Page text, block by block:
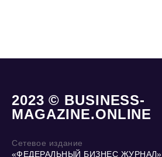
2023 © BUSINESS-
MAGAZINE.ONLINE
Сетевое издание
«ФЕДЕРАЛЬНЫЙ БИЗНЕС ЖУРНАЛ»